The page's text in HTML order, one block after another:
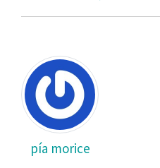
pía morice